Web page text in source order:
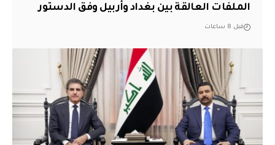
الملفات العالقة بين بغداد وأربيل وفق الدستور
قبل 8 ساعات